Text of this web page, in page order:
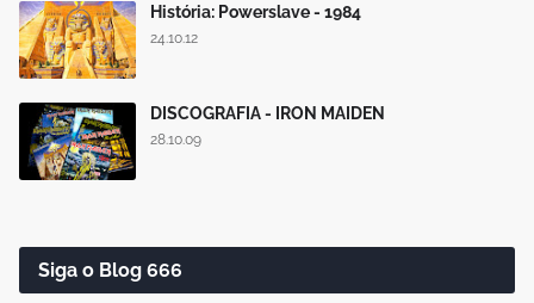
História: Powerslave - 1984
24.10.12
DISCOGRAFIA - IRON MAIDEN
28.10.09
Siga o Blog 666